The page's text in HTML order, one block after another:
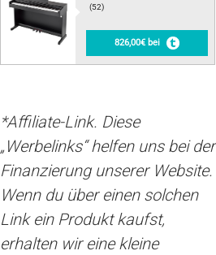
(52)
826,00€ bei
*Affiliate-Link. Diese
„Werbelinks“ helfen uns bei der
Finanzierung unserer Website.
Wenn du über einen solchen
Link ein Produkt kaufst,
erhalten wir eine kleine